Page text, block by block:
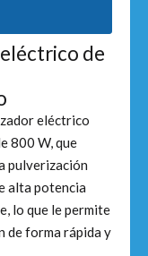
de
eléctrico
800 W, que
pulverización
alta potencia
lo que le permite
de forma rápida y